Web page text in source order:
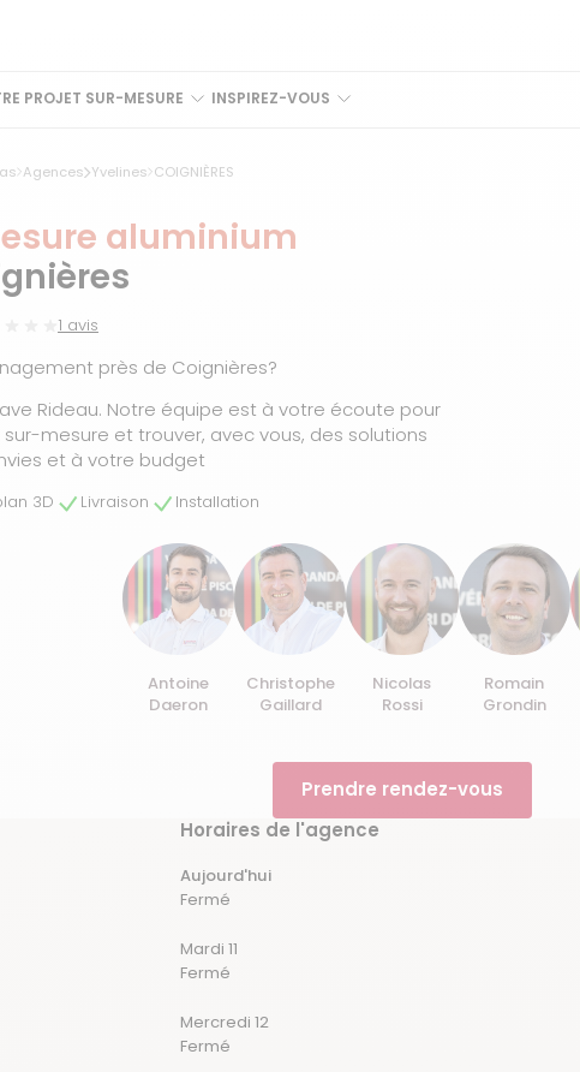
PROJET SUR-MESURE INSPIREZ-VOUS
Agences Yvelines COIGNIÈRES
aluminium
1 avis
près de Coignières?
Rideau. Notre équipe est à votre écoute pour
mesure et trouver, avec vous, des solutions
et à votre budget
3D Livraison Installation
Antoine
Daeron
Christophe
Gaillard
Nicolas
Rossi
Romain
Grondin
Prendre rendez-vous
Horaires de l'agence
Aujourd'hui
Fermé
Mardi 11
Fermé
Mercredi 12
Fermé